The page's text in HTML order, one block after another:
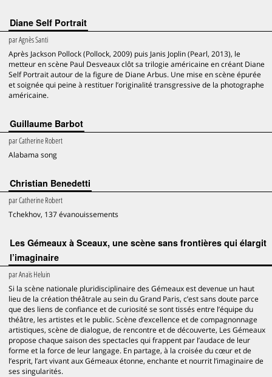
Diane Self Portrait
parAgnès Santi
Après Jackson Pollock (Pollock, 2009) puis Janis Joplin (Pearl, 2013), le
metteur en scène Paul Desveaux clôt sa trilogie américaine en créant Diane
Self Portrait autour de la figure de Diane Arbus. Une mise en scène épurée
et soignée qui peine à restituer l’originalité transgressive de la photographe
américaine.
Guillaume Barbot
parCatherine Robert
Alabama song
Christian Benedetti
parCatherine Robert
Tchekhov, 137 évanouissements
Les Gémeaux à Sceaux, une scène sans frontières qui élargit
l’imaginaire
parAnaïs Heluin
Si la scène nationale pluridisciplinaire des Gémeaux est devenue un haut
lieu de la création théâtrale au sein du Grand Paris, c’est sans doute parce
que des liens de confiance et de curiosité se sont tissés entre l’équipe du
théâtre, les artistes et le public. Scène d’excellence et de compagnonnage
artistiques, scène de dialogue, de rencontre et de découverte, Les Gémeaux
propose chaque saison des spectacles qui frappent par l’audace de leur
forme et la force de leur langage. En partage, à la croisée du cœur et de
l’esprit, l’art vivant aux Gémeaux étonne, enchante et nourrit l’imaginaire de
ses singularités.